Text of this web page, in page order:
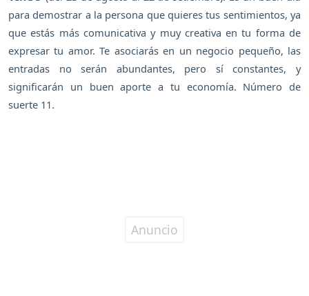
para demostrar a la persona que quieres tus sentimientos, ya
que estás más comunicativa y muy creativa en tu forma de
expresar tu amor. Te asociarás en un negocio pequeño, las
entradas no serán abundantes, pero sí constantes, y
significarán un buen aporte a tu economía. Número de
suerte 11.